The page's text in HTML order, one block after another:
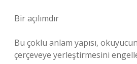
Bir açılımdır
Bu çoklu anlam yapısı,
çerçeveye yerleştirmesini